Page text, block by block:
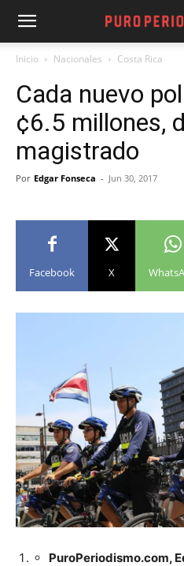
Inicio Nacionales Costa Rica
Cada nuevo
¢6.5 millones,
magistrado
Por Edgar Fonseca - Jun 30, 2017
Facebook X
PuroPeriodismo.com,